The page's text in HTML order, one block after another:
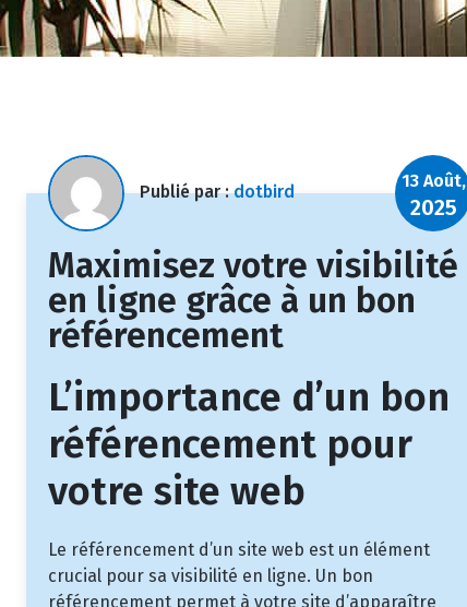
Publié par :dotbird
13 Août,
2025
Maximisez votre visibilité
en ligne grâce à un bon
référencement
L’importance d’un bon
référencement pour
votre site web
Le référencement d’un site web est un élément
crucial pour sa visibilité en ligne. Un bon
référencement permet à votre site d’apparaître